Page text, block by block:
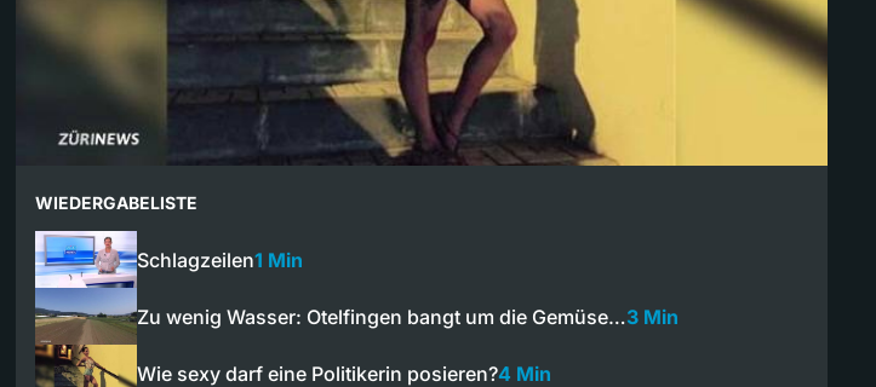
WIEDERGABELISTE
Schlagzeilen1 Min
Zu wenig Wasser: Otelfingen bangt um die Gemüse…3 Min
Wie sexy darf eine Politikerin posieren?4 Min